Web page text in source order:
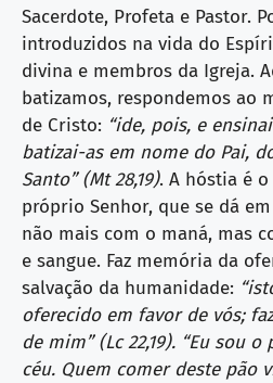
Sacerdote, Profeta e Pastor.
introduzidos na vida do
divina e membros da Igreja.
batizamos, respondemos ao
de Cristo: “ide, pois, e
batizai-as em nome do Pai,
Santo” (Mt 28,19). A hóstia é
próprio Senhor, que se dá
não mais com o maná, mas
e sangue. Faz memória da
salvação da humanidade:
oferecido em favor de vós;
de mim” (Lc 22,19). “Eu sou
céu. Quem comer deste pão